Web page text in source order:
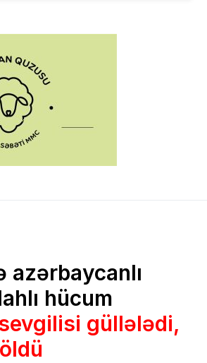
azərbaycanlı
hücum
güllələdi,